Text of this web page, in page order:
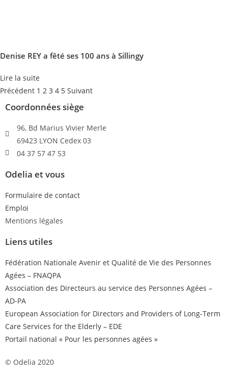
Denise REY a fêté ses 100 ans à Sillingy
Lire la suite
Précédent 1 2 3 4 5 Suivant
Coordonnées siège
96, Bd Marius Vivier Merle
69423 LYON Cedex 03
04 37 57 47 53
Odelia et vous
Formulaire de contact
Emploi
Mentions légales
Liens utiles
Fédération Nationale Avenir et Qualité de Vie des Personnes
Agées – FNAQPA
Association des Directeurs au service des Personnes Agées –
AD-PA
European Association for Directors and Providers of Long-Term
Care Services for the Elderly – EDE
Portail national « Pour les personnes agées »
© Odelia 2020